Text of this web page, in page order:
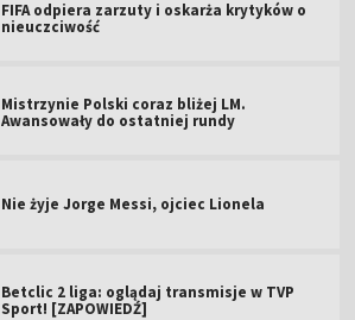
FIFA odpiera zarzuty i oskarża krytyków o
nieuczciwość
Mistrzynie Polski coraz bliżej LM.
Awansowały do ostatniej rundy
Nie żyje Jorge Messi, ojciec Lionela
Betclic 2 liga: oglądaj transmisje w TVP
Sport! [ZAPOWIEDŹ]